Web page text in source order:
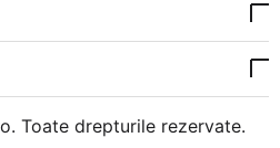
Toate drepturile rezervate.